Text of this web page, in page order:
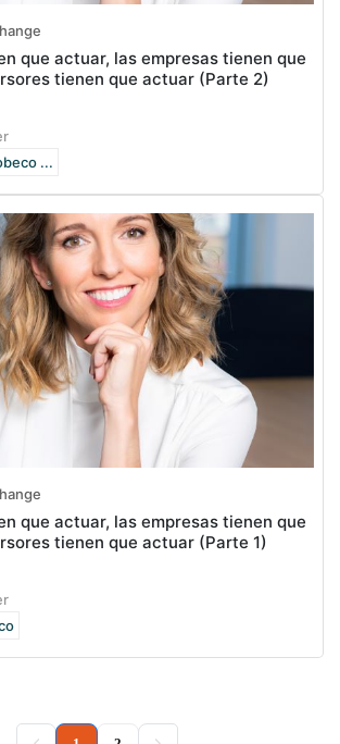
que actuar, las empresas tienen que
tienen que actuar (Parte 2)
...
que actuar, las empresas tienen que
tienen que actuar (Parte 1)